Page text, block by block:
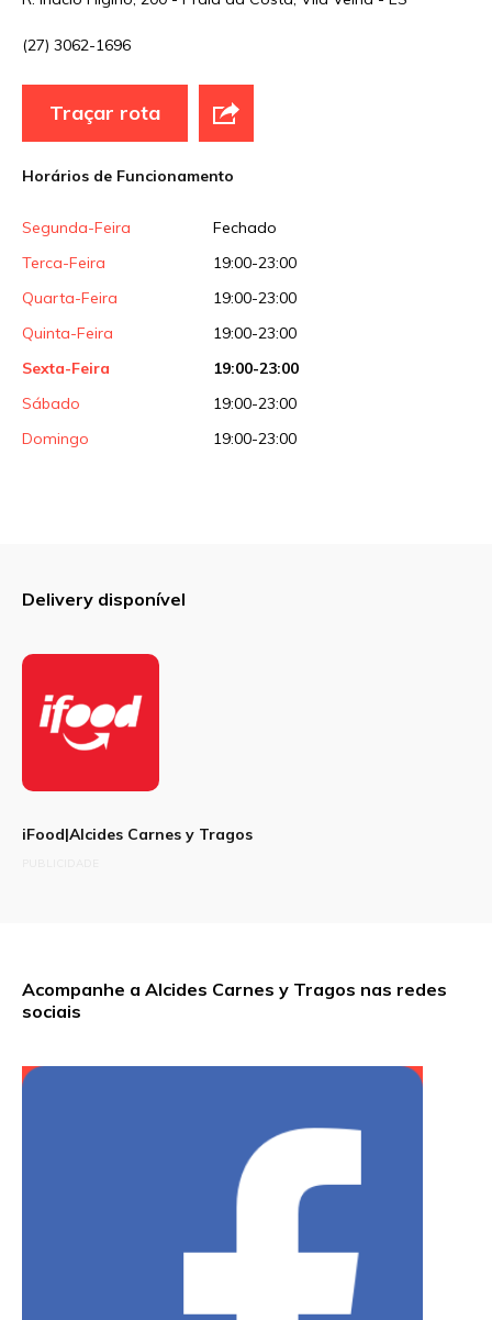
(27) 3062-1696
Traçar rota
Horários de Funcionamento
Segunda-Feira
Fechado
Terca-Feira
19:00-23:00
Quarta-Feira
19:00-23:00
Quinta-Feira
19:00-23:00
Sexta-Feira
19:00-23:00
Sábado
19:00-23:00
Domingo
19:00-23:00
Delivery disponível
iFood|Alcides Carnes y Tragos
Acompanhe a Alcides Carnes y Tragos nas redes
sociais